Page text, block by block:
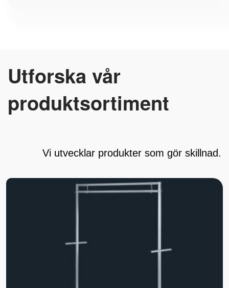
Utforska vår
produktsortiment
Vi utvecklar produkter som gör skillnad.